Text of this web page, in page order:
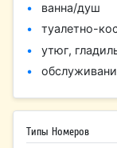
ванна/душ
туалетно-
утюг,
Типы Номеров